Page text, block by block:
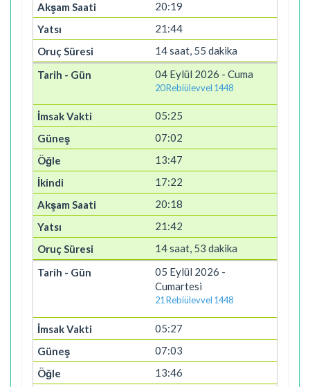
20:19
21:44
14 saat, 55 dakika
04 Eylül 2026 - Cuma
20 Rebiülevvel 1448
05:25
07:02
13:47
17:22
20:18
21:42
14 saat, 53 dakika
05 Eylül 2026 -
Cumartesi
21 Rebiülevvel 1448
05:27
07:03
13:46